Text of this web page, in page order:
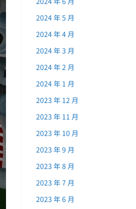
2024 年 5 月
2024 年 4 月
2024 年 3 月
2024 年 2 月
2024 年 1 月
2023 年 12 月
2023 年 11 月
2023 年 10 月
2023 年 9 月
2023 年 8 月
2023 年 7 月
2023 年 6 月